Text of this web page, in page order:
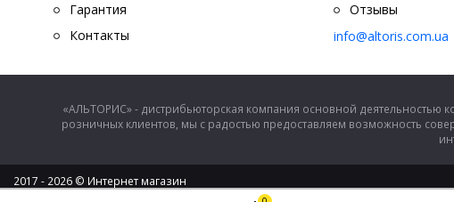
Гарантия
Контакты
Отзывы
info@altoris.com.ua
«АЛЬТОРИС» - дистрибьюторская компания основной деятельностью
розничных клиентов, мы с радостью предоставляем возможность
2017 - 2026 © Интернет магазин
ООО "Альторис" - хозяйственные товары и бытовая техника